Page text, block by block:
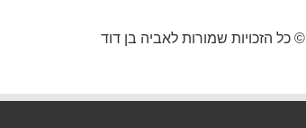
© כל הזכויות שמורות לאביה בן דוד